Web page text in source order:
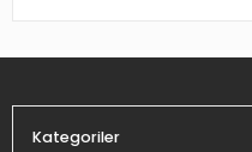
Kategoriler